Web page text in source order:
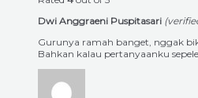
Dwi Anggraeni Puspitasari
Gurunya ramah banget, nggak
Bahkan kalau pertanyaanku